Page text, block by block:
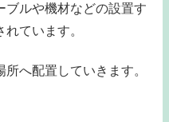
ブルや機材などの設置す
ています。
へ配置していきます。